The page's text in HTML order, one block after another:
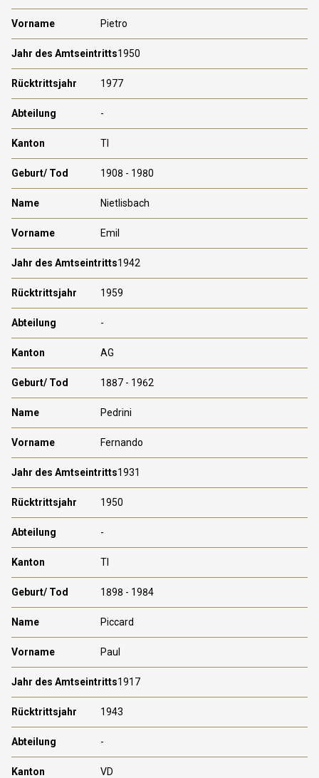
Pietro
1950
1977
-
TI
1908 - 1980
Nietlisbach
Emil
1942
1959
-
AG
1887 - 1962
Pedrini
Fernando
1931
1950
-
TI
1898 - 1984
Piccard
Paul
1917
1943
-
VD